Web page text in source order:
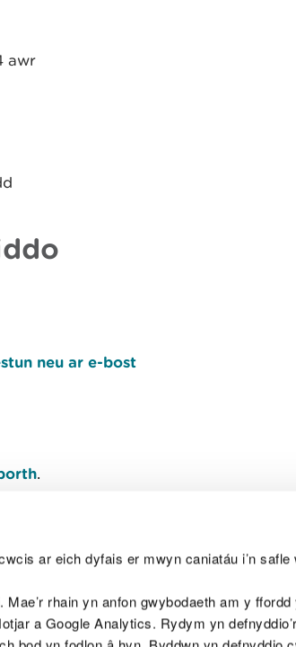
ar eich dyfais er mwyn caniatáu i’n safle
rhain yn anfon gwybodaeth am y
a Google Analytics. Rydym yn
awr
neu ar e-bost
.